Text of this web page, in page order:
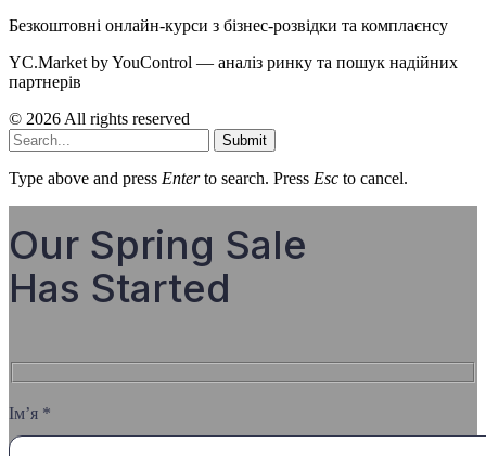
Безкоштовні онлайн-курси з бізнес-розвідки та комплаєнсу
YC.Market by YouControl — аналіз ринку та пошук надійних
партнерів
© 2026 All rights reserved
Submit
Type above and press Enterto search. Press Esc to cancel.
Our Spring Sale
Has Started
Ім’я *